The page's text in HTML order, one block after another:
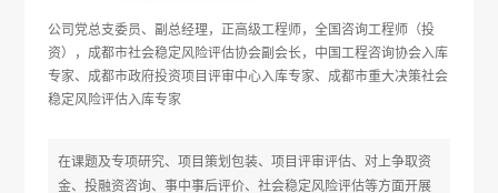
公司党总支委员、副总经理，正高级工程师，全国咨询工程师（投
资），成都市社会稳定风险评估协会副会长，中国工程咨询协会入库
专家、成都市政府投资项目评审中心入库专家、成都市重大决策社会
稳定风险评估入库专家
在课题及专项研究、项目策划包装、项目评审评估、对上争取资
金、投融资咨询、事中事后评价、社会稳定风险评估等方面开展